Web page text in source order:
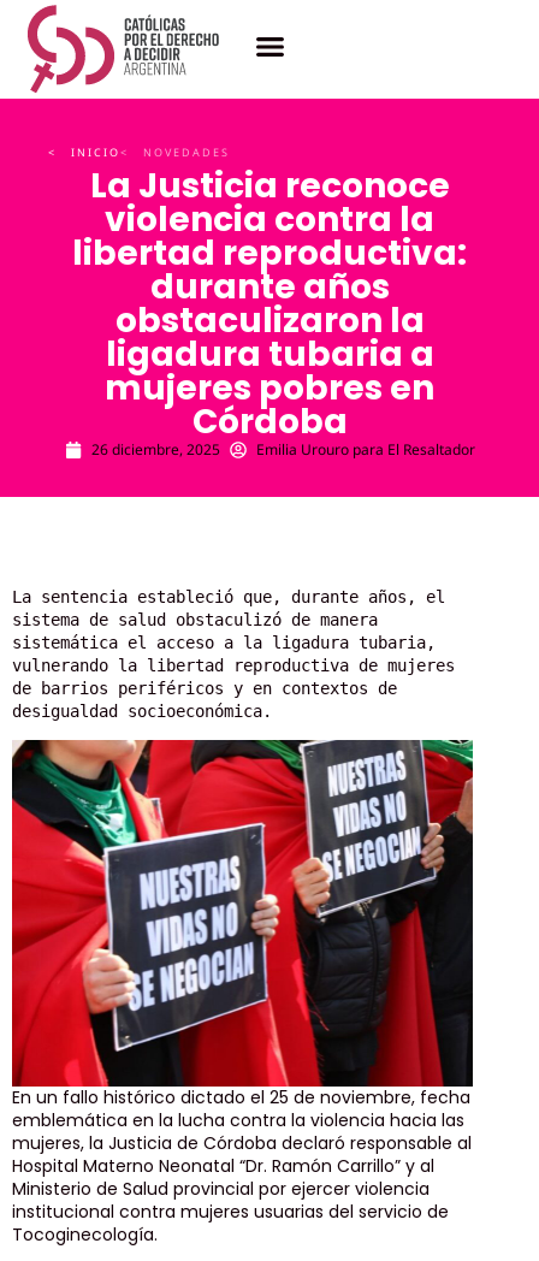
< INICIO< NOVEDADES
La Justicia reconoce
violencia contra la
libertad reproductiva:
durante años
obstaculizaron la
ligadura tubaria a
mujeres pobres en
Córdoba
26 diciembre, 2025 Emilia Urouro para El Resaltador
La sentencia estableció que, durante años, el
sistema de salud obstaculizó de manera
sistemática el acceso a la ligadura tubaria,
vulnerando la libertad reproductiva de mujeres
de barrios periféricos y en contextos de
desigualdad socioeconómica.
En un fallo histórico dictado el 25 de noviembre, fecha
emblemática en la lucha contra la violencia hacia las
mujeres, la Justicia de Córdoba declaró responsable al
Hospital Materno Neonatal “Dr. Ramón Carrillo” y al
Ministerio de Salud provincial por ejercer violencia
institucional contra mujeres usuarias del servicio de
Tocoginecología.